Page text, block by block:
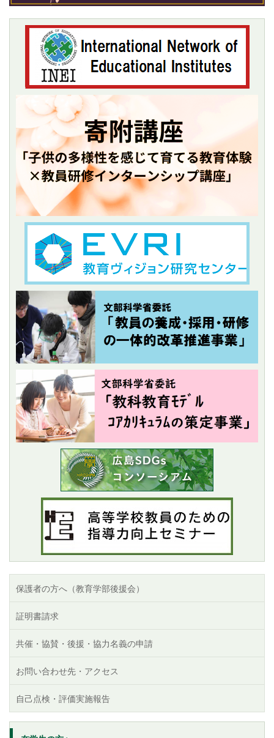
保護者の方へ（教育学部後援会）
証明書請求
共催・協賛・後援・協力名義の申請
お問い合わせ先・アクセス
自己点検・評価実施報告